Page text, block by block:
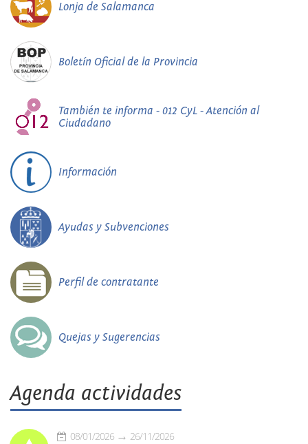
Lonja de Salamanca
Boletín Oficial de la Provincia
También te informa - 012 CyL - Atención al
Ciudadano
Información
Ayudas y Subvenciones
Perfil de contratante
Quejas y Sugerencias
Agenda actividades
08/01/2026 26/11/2026